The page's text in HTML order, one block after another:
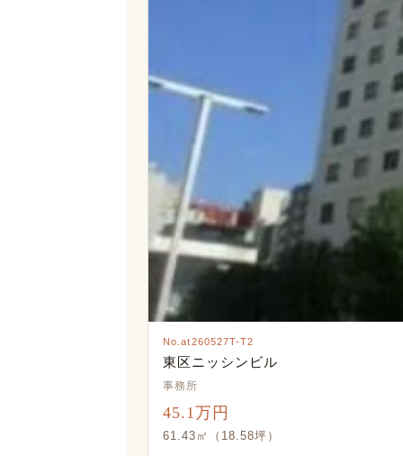
No.at260527T-T2
東区ニッシンビル
事務所
45.1万円
61.43㎡（18.58坪）